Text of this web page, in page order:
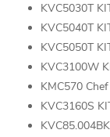
KVC5030T
KVC5040T
KVC5050T
KVC3100W
KMC570
KVC3160S